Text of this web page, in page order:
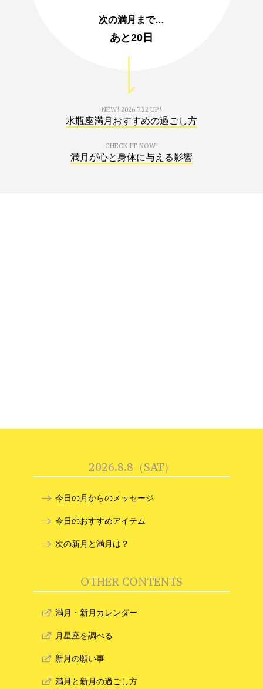
次の満月まで…
あと20日
NEW! 2026.7.22 UP!
水瓶座満月おすすめの過ごし方
CHECK IT NOW!
満月が心と身体に与える影響
2026.8.8（SAT）
今日の月からのメッセージ
今日のおすすめアイテム
次の新月と満月は？
OTHER CONTENTS
満月・新月カレンダー
月星座を調べる
新月の願い事
満月と新月の過ごし方